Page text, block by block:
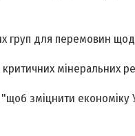
груп для перемовин
мінеральних
зміцнити економіку